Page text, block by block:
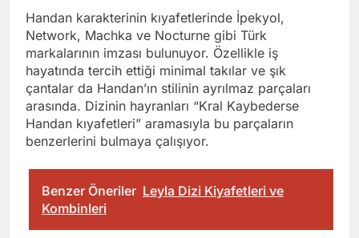
Handan karakterinin kıyafetlerinde İpekyol,
Network, Machka ve Nocturne gibi Türk
markalarının imzası bulunuyor. Özellikle iş
hayatında tercih ettiği minimal takılar ve şık
çantalar da Handan’ın stilinin ayrılmaz parçaları
arasında. Dizinin hayranları “Kral Kaybederse
Handan kıyafetleri” aramasıyla bu parçaların
benzerlerini bulmaya çalışıyor.
Benzer Öneriler Leyla Dizi Kiyafetleri ve
Kombinleri